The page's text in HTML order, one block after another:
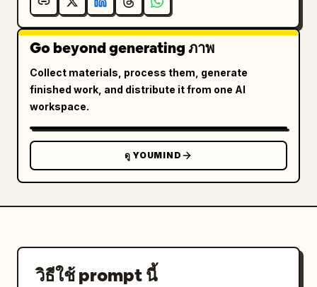
Go beyond generating ภาพ
Collect materials, process them, generate
finished work, and distribute it from one AI
workspace.
ดู YOUMIND
วิธีใช้ prompt นี้